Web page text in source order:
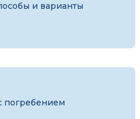
и варианты
погребением